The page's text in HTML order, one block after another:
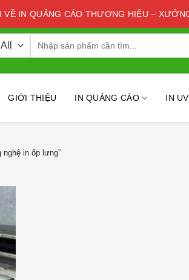
VỀ IN QUẢNG CÁO THƯƠNG HIỆU –
GIỚI THIỆU IN QUẢNG CÁO IN UV
in ốp lưng”